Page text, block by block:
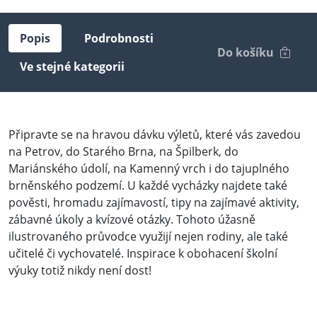
Popis
Podrobnosti
Ve stejné kategorii
Do košíku
Připravte se na hravou dávku výletů, které vás zavedou
na Petrov, do Starého Brna, na Špilberk, do
Mariánského údolí, na Kamenný vrch i do tajuplného
brněnského podzemí. U každé vycházky najdete také
pověsti, hromadu zajímavostí, tipy na zajímavé aktivity,
zábavné úkoly a kvízové otázky. Tohoto úžasně
ilustrovaného průvodce využijí nejen rodiny, ale také
učitelé či vychovatelé. Inspirace k obohacení školní
výuky totiž nikdy není dost!